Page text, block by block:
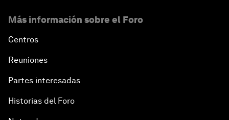
Más información sobre el Foro
Centros
Reuniones
Partes interesadas
Historias del Foro